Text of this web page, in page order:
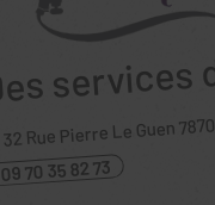
services
32 Rue Pierre Le Guen
09 70 35 82 73